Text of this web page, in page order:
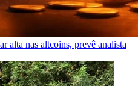
alta nas altcoins, prevê analista